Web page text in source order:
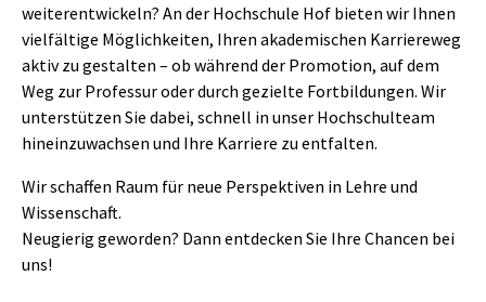
weiterentwickeln? An der Hochschule Hof bieten wir Ihnen
vielfältige Möglichkeiten, Ihren akademischen Karriereweg
aktiv zu gestalten – ob während der Promotion, auf dem
Weg zur Professur oder durch gezielte Fortbildungen. Wir
unterstützen Sie dabei, schnell in unser Hochschulteam
hineinzuwachsen und Ihre Karriere zu entfalten.
Wir schaffen Raum für neue Perspektiven in Lehre und
Wissenschaft.
Neugierig geworden? Dann entdecken Sie Ihre Chancen bei
uns!